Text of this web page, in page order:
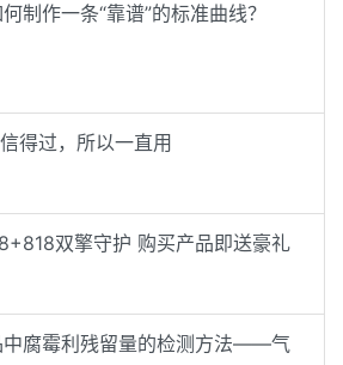
制作一条“靠谱”的标准曲线？
得过，所以一直用
双擎守护 购买产品即送豪礼
中腐霉利残留量的检测方法——气